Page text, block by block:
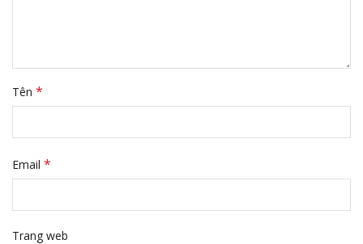
Tên *
Email *
Trang web